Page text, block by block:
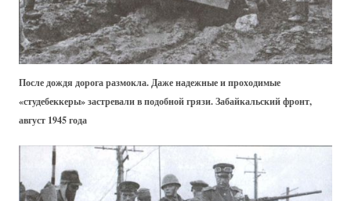
После дождя дорога размокла. Даже надежные и проходимые
«студебеккеры» застревали в подобной грязи. Забайкальский фронт,
август 1945 года